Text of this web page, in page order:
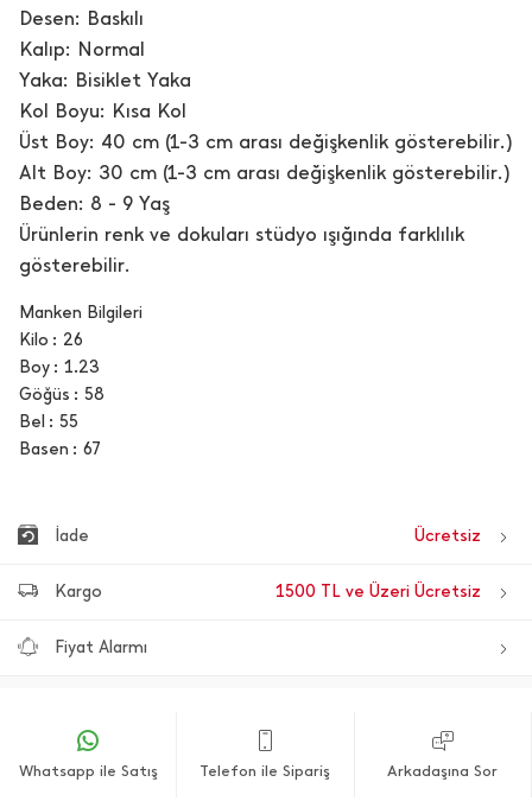
Desen: Baskılı
Kalıp: Normal
Yaka: Bisiklet Yaka
Kol Boyu: Kısa Kol
Üst Boy: 40 cm (1-3 cm arası değişkenlik gösterebilir.)
Alt Boy: 30 cm (1-3 cm arası değişkenlik gösterebilir.)
Beden: 8 - 9 Yaş
Ürünlerin renk ve dokuları stüdyo ışığında farklılık
gösterebilir.
Manken Bilgileri
Kilo
26
Boy
1.23
Göğüs
58
Bel
55
Basen
67
İade Ücretsiz
Kargo 1500 TL ve Üzeri Ücretsiz
Fiyat Alarmı
Whatsapp ile Satış Telefon ile Sipariş Arkadaşına Sor